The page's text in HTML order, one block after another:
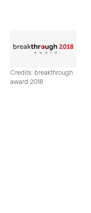
Credits: breakthrough
award 2018